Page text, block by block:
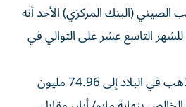
(البنك المركزي) الأحد أنه
التاسع عشر على التوالي ‌في
* ‌وارتفعت احتياطيات الذهب في البلاد إلى 74.96 مليون